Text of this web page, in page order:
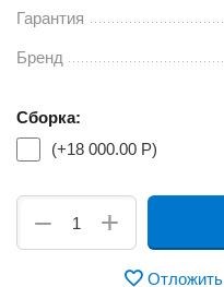
Гарантия
Бренд
Сборка:
(+18 000.00 Р)
+
−
Отложить